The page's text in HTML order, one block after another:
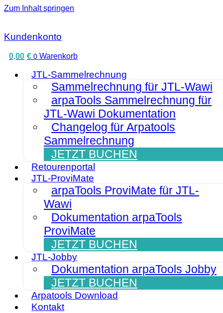
Zum Inhalt springen
Kundenkonto
0,00 € 0 Warenkorb
JTL-Sammelrechnung
Sammelrechnung für JTL-Wawi
arpaTools Sammelrechnung für
JTL-Wawi Dokumentation
Changelog für Arpatools
Sammelrechnung
JETZT BUCHEN
Retourenportal
JTL-ProviMate
arpaTools ProviMate für JTL-
Wawi
Dokumentation arpaTools
ProviMate
JETZT BUCHEN
JTL-Jobby
Dokumentation arpaTools Jobby
JETZT BUCHEN
Arpatools Download
Kontakt